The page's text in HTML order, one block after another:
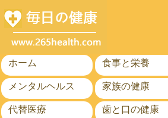
ホーム
食事と栄養
メンタルヘルス
家族の健康
代替医療
歯と口の健康